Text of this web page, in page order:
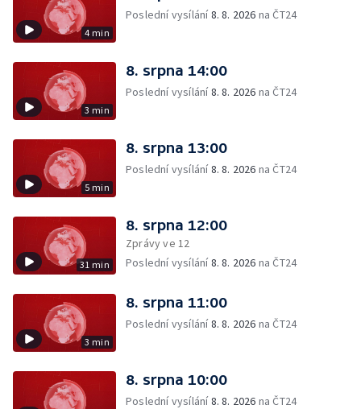
4 min
Poslední vysílání8. 8. 2026 na ČT24
3 min
8. srpna 14:00
Poslední vysílání8. 8. 2026 na ČT24
5 min
8. srpna 13:00
Poslední vysílání8. 8. 2026 na ČT24
31 min
8. srpna 12:00
Zprávy ve 12
Poslední vysílání8. 8. 2026 na ČT24
3 min
8. srpna 11:00
Poslední vysílání8. 8. 2026 na ČT24
8. srpna 10:00
Poslední vysílání8. 8. 2026 na ČT24